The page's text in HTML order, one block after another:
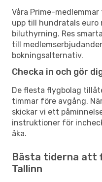
Våra Prime-
upp till hundratals euro
biluthyrning. Res
till
bokningsalternativ.
Checka in och gör
De flesta flygbolag
timmar före avgång.
skickar vi ett
instruktioner för
åka.
Bästa tiderna att
Tallinn